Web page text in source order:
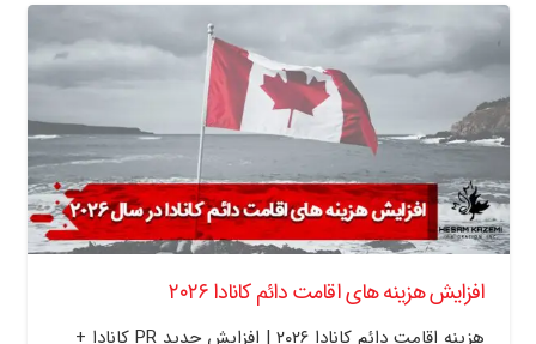
افزایش هزینه های اقامت دائم کانادا ۲۰۲۶